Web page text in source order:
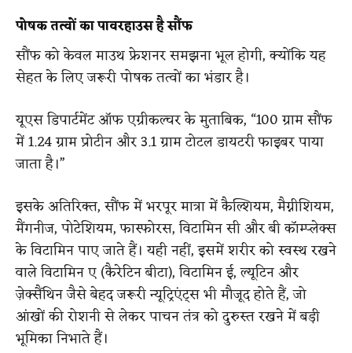
पोषक तत्वों का पावरहाउस है सौंफ
सौंफ को केवल माउथ फ्रेशनर समझना भूल होगी, क्योंकि यह
सेहत के लिए जरूरी पोषक तत्वों का भंडार है।
यूएस डिपार्टमेंट ऑफ एग्रीकल्चर के मुताबिक, “100 ग्राम सौंफ
में 1.24 ग्राम प्रोटीन और 3.1 ग्राम टोटल डायटरी फाइबर पाया
जाता है।”
इसके अतिरिक्त, सौंफ में भरपूर मात्रा में कैल्शियम, मैग्नीशियम,
मैंगनीज, पोटेशियम, फास्फोरस, विटामिन सी और बी कॉम्प्लेक्स
के विटामिन पाए जाते हैं। यही नहीं, इसमें शरीर को स्वस्थ रखने
वाले विटामिन ए (कैरेटिन बीटा), विटामिन ई, ल्यूटिन और
ज़ेक्सैंथिन जैसे बेहद जरूरी न्यूट्रिएंट्स भी मौजूद होते हैं, जो
आंखों की रोशनी से लेकर पाचन तंत्र को दुरुस्त रखने में बड़ी
भूमिका निभाते हैं।